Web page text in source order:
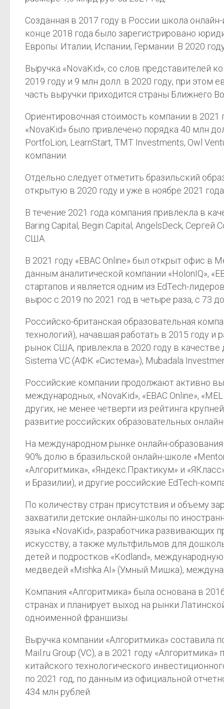
Созданная в 2017 году в России школа
конце 2018 года было зарегистрировано
Европы: Италии, Испании, Германии. В 2020
Выручка «NovaKid», со слов представителей
2019 году и 9 млн долл. в 2020 году, при этом
часть выручки приходится страны Ближнего
Ориентировочная стоимость компании в 2021
«NovaKid» было привлечено порядка 40 млн
PortfoLion, LearnStart, TMT Investments, Owl
компании.
Отдельно следует отметить бразильский
открытую в 2020 году и уже в ноябре 2021
В течение 2021 года компания привлекла в
Baring Capital, Begin Capital, AngelsDeck,
США.
В 2021 году «EBAC Online» был открыт офис
данным аналитической компании «HolonIQ»,
стартапов и является одним из EdTech-
вырос с 2019 по 2021 год в четыре раза, c 73
Российско-британская образовательная
технологий), начавшая работать в 2015 году
рынок США, привлекла в 2020 году в
Sistema VC (АФК «Система»), Mubadala
Российские компании продолжают активно
международных, «NovaKid», «EBAC Online»,
других, не менее четверти из рейтинга
развитие российских образовательных
На международном рынке онлайн-образования
90% долю в бразильской онлайн-школе
«Алгоритмика», «Яндекс.Практикум» и
и Бразилии), и другие российские EdTech-
По количеству стран присутствия и объему
захватили детские онлайн-школы по
языка «NovaKid», разработчика развивающих
искусству, а также мультфильмов для
детей и подростков «Kodland»,
медведей «Mishka AI» (Умный Мишка),
Компания «Алгоритмика» была основана в
странах и планирует выход на рынки
одноименной франшизы.
Выручка компании «Алгоритмика» составила
Mail.ru Group (VC), а в 2021 году
китайского технологического
по 2021 год, по данным из официальной
434 млн рублей.